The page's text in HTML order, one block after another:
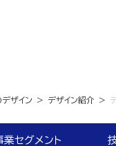
ザイン デザイン紹介
業セグメント